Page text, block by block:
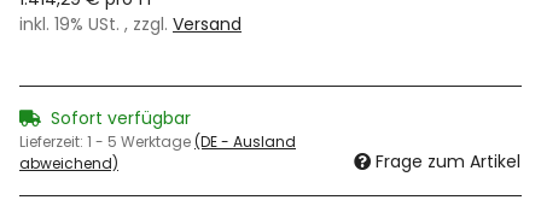
inkl. 19% USt. , zzgl. Versand
Sofort verfügbar
Lieferzeit: 1 - 5 Werktage(DE - Ausland
abweichend)
Frage zum Artikel